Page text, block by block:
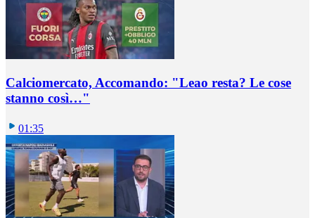
Calciomercato, Accomando: "Leao resta? Le cose
stanno così…"
01:35